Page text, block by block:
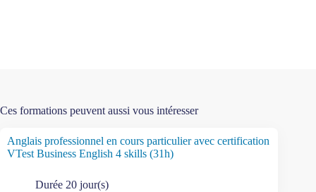
Ces formations peuvent aussi vous intéresser
Anglais professionnel en cours particulier avec certification
VTest Business English 4 skills (31h)
Durée 20 jour(s)